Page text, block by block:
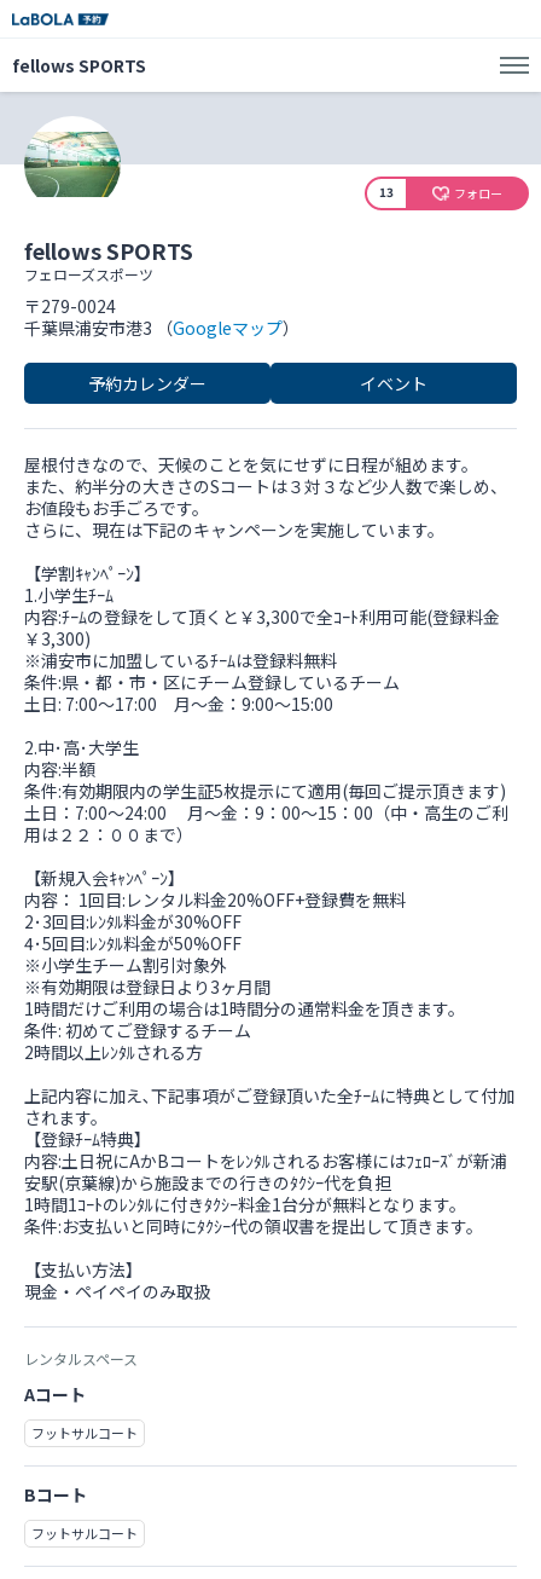
fellows SPORTS
13 フォロー
fellows SPORTS
フェローズスポーツ
〒279-0024
千葉県浦安市港3 （Googleマップ）
予約カレンダー イベント
屋根付きなので、天候のことを気にせずに日程が組めます。
また、約半分の大きさのSコートは３対３など少人数で楽しめ、
お値段もお手ごろです。
さらに、現在は下記のキャンペーンを実施しています。
【学割ｷｬﾝﾍﾟｰﾝ】
1.小学生ﾁｰﾑ
内容:ﾁｰﾑの登録をして頂くと￥3,300で全ｺｰﾄ利用可能(登録料金
￥3,300)
※浦安市に加盟しているﾁｰﾑは登録料無料
条件:県・都・市・区にチーム登録しているチーム
土日: 7:00～17:00 月～金：9:00～15:00
2.中･高･大学生
内容:半額
条件:有効期限内の学生証5枚提示にて適用(毎回ご提示頂きます)
土日：7:00～24:00 月～金：9：00～15：00（中・高生のご利
用は２２：００まで）
【新規入会ｷｬﾝﾍﾟｰﾝ】
内容： 1回目:レンタル料金20%OFF+登録費を無料
2･3回目:ﾚﾝﾀﾙ料金が30%OFF
4･5回目:ﾚﾝﾀﾙ料金が50%OFF
※小学生チーム割引対象外
※有効期限は登録日より3ヶ月間
1時間だけご利用の場合は1時間分の通常料金を頂きます。
条件: 初めてご登録するチーム
2時間以上ﾚﾝﾀﾙされる方
上記内容に加え､下記事項がご登録頂いた全ﾁｰﾑに特典として付加
されます。
【登録ﾁｰﾑ特典】
内容:土日祝にAかBコートをﾚﾝﾀﾙされるお客様にはﾌｪﾛｰｽﾞが新浦
安駅(京葉線)から施設までの行きのﾀｸｼｰ代を負担
1時間1ｺｰﾄのﾚﾝﾀﾙに付きﾀｸｼｰ料金1台分が無料となります。
条件:お支払いと同時にﾀｸｼｰ代の領収書を提出して頂きます。
【支払い方法】
現金・ペイペイのみ取扱
レンタルスペース
Aコート
フットサルコート
Bコート
フットサルコート